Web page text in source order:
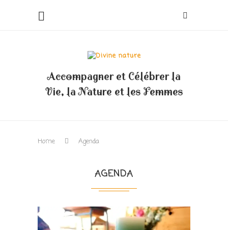
Accompagner et Célébrer la
Vie, la Nature et les Femmes
Home Agenda
AGENDA